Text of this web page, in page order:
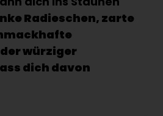
Radieschen, zarte
würziger
dich davon